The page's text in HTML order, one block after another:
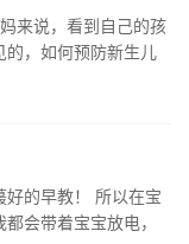
来说，看到自己的孩
，如何预防新生儿
的早教！ 所以在宝
会带着宝宝放电，